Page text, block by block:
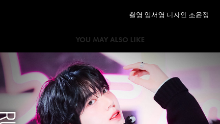
촬영 임서영 디자인 조윤정
YOU MAY ALSO LIKE